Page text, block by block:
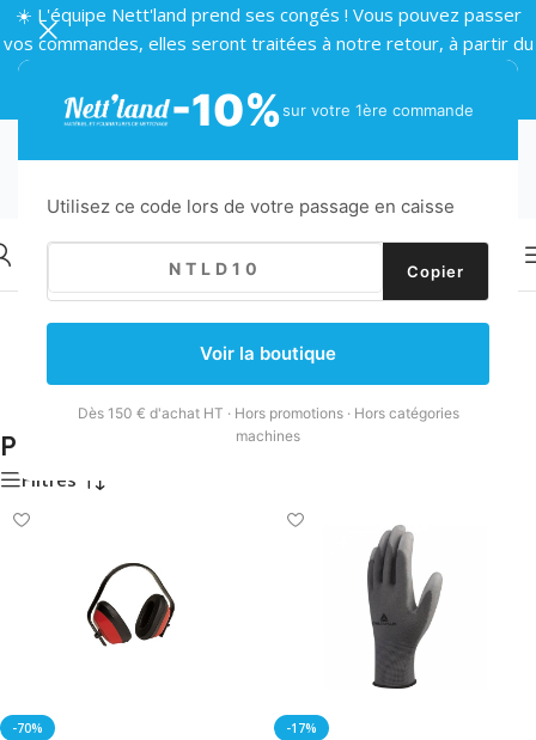
-10%sur votre 1ère commande
Utilisez ce code lors de votre passage en caisse
Copier
Voir la boutique
Dès 150 € d'achat HT · Hors promotions · Hors catégories
machines
☀️ L'équipe Nett'land prend ses congés ! Vous pouvez passer
vos commandes, elles seront traitées à notre retour, à partir du
Hygiène et Protection /
Charlottes
Protection
Filtres
-70% -17%